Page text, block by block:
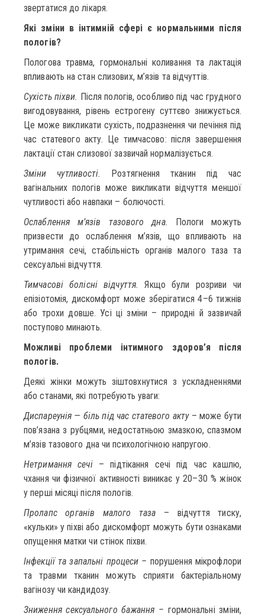
звертатися до лікаря.
Які зміни в інтимній сфері є нормальними після
пологів?
Пологова травма, гормональні коливання та лактація
впливають на стан слизових, м’язів та відчуттів.
Сухість піхви. Після пологів, особливо під час грудного
вигодовування, рівень естрогену суттєво знижується.
Це може викликати сухість, подразнення чи печіння під
час статевого акту. Це тимчасово: після завершення
лактації стан слизової зазвичай нормалізується.
Зміни чутливості.
Розтягнення тканин під час
вагінальних пологів може викликати відчуття меншої
чутливості або навпаки – болючості.
Ослаблення м’язів тазового дна. Пологи можуть
призвести до ослаблення м’язів, що впливають на
утримання сечі, стабільність органів малого таза та
сексуальні відчуття.
Тимчасові болісні відчуття.Якщо були розриви чи
епізіотомія, дискомфорт може зберігатися 4–6 тижнів
або трохи довше. Усі ці зміни – природні й зазвичай
поступово минають.
Можливі проблеми інтимного здоров’я після
пологів.
Деякі жінки можуть зіштовхнутися з ускладненнями
або станами, які потребують уваги:
Диспареунія — біль під час статевого акту– може бути
пов’язана з рубцями, недостатньою змазкою, спазмом
м’язів тазового дна чи психологічною напругою.
Нетримання сечі– підтікання сечі під час кашлю,
чхання чи фізичної активності виникає у 20–30 % жінок
у перші місяці після пологів.
Пролапс органів малого таза – відчуття тиску,
«кульки» у піхві або дискомфорт можуть бути ознаками
опущення матки чи стінок піхви.
Інфекції та запальні процеси – порушення мікрофлори
та травми тканин можуть сприяти бактеріальному
вагінозу чи кандидозу.
Зниження сексуального бажання – гормональні зміни,